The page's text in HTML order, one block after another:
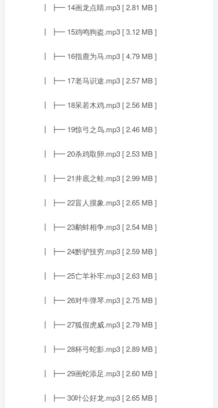
┃ ┣━ 14画龙点睛.mp3 [ 2.81 MB ]
┃ ┣━ 15鸡鸣狗盗.mp3 [ 3.12 MB ]
┃ ┣━ 16指鹿为马.mp3 [ 4.79 MB ]
┃ ┣━ 17老马识途.mp3 [ 2.57 MB ]
┃ ┣━ 18呆若木鸡.mp3 [ 2.56 MB ]
┃ ┣━ 19惊弓之鸟.mp3 [ 2.46 MB ]
┃ ┣━ 20杀鸡取卵.mp3 [ 2.53 MB ]
┃ ┣━ 21井底之蛙.mp3 [ 2.99 MB ]
┃ ┣━ 22盲人摸象.mp3 [ 2.65 MB ]
┃ ┣━ 23鹬蚌相争.mp3 [ 2.54 MB ]
┃ ┣━ 24黔驴技穷.mp3 [ 2.59 MB ]
┃ ┣━ 25亡羊补牢.mp3 [ 2.63 MB ]
┃ ┣━ 26对牛弹琴.mp3 [ 2.75 MB ]
┃ ┣━ 27狐假虎威.mp3 [ 2.79 MB ]
┃ ┣━ 28杯弓蛇影.mp3 [ 2.89 MB ]
┃ ┣━ 29画蛇添足.mp3 [ 2.60 MB ]
┃ ┣━ 30叶公好龙.mp3 [ 2.65 MB ]